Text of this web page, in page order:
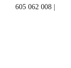
605 062 008 |